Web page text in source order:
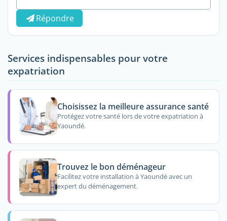
Répondre
Services indispensables pour votre
expatriation
Choisissez la meilleure assurance santé
Protégez votre santé lors de votre expatriation à
Yaoundé.
Trouvez le bon déménageur
Facilitez votre installation à Yaoundé avec un
expert du déménagement.